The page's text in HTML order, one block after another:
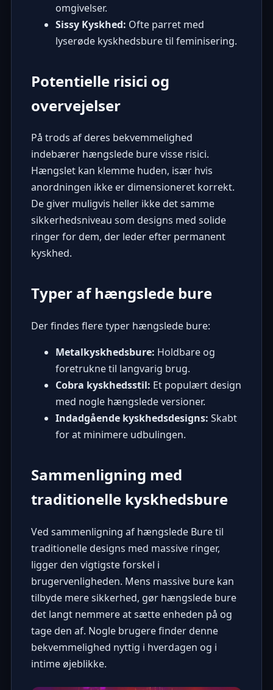
omgivelser.
Sissy Kyskhed: Ofte parret med
lyserøde kyskhedsbure til feminisering.
Potentielle risici og
overvejelser
På trods af deres bekvemmelighed
indebærer hængslede bure visse risici.
Hængslet kan klemme huden, især hvis
anordningen ikke er dimensioneret korrekt.
De giver muligvis heller ikke det samme
sikkerhedsniveau som designs med solide
ringer for dem, der leder efter permanent
kyskhed.
Typer af hængslede bure
Der findes flere typer hængslede bure:
Metalkyskhedsbure: Holdbare og
foretrukne til langvarig brug.
Cobra kyskhedsstil: Et populært design
med nogle hængslede versioner.
Indadgående kyskhedsdesigns: Skabt
for at minimere udbulingen.
Sammenligning med
traditionelle kyskhedsbure
Ved sammenligning af hængslede Bure til
traditionelle designs med massive ringer,
ligger den vigtigste forskel i
brugervenligheden. Mens massive bure kan
tilbyde mere sikkerhed, gør hængslede bure
det langt nemmere at sætte enheden på og
tage den af. Nogle brugere finder denne
bekvemmelighed nyttig i hverdagen og i
intime øjeblikke.